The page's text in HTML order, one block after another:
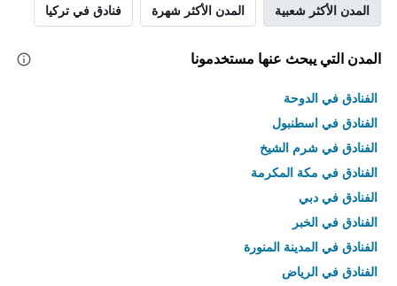
المدن الأكثر شعبية المدن الأكثر شهرة فنادق في تركيا
المدن التي يبحث عنها مستخدمونا
الفنادق في الدوحة
الفنادق في اسطنبول
الفنادق في شرم الشيخ
الفنادق في مكة المكرمة
الفنادق في دبي
الفنادق في الخبر
الفنادق في المدينة المنورة
الفنادق في الرياض